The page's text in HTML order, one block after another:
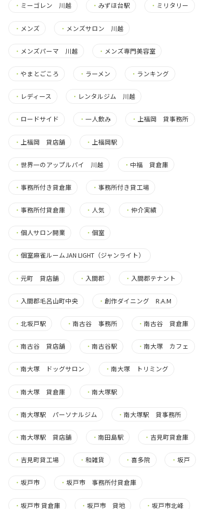
・ ミーゴレン 川越 ・ みずほ台駅 ・ ミリタリー
・ メンズ ・ メンズサロン 川越
・ メンズパーマ 川越 ・ メンズ専門美容室
・ やまとごころ ・ ラーメン ・ ランキング
・ レディース ・ レンタルジム 川越
・ ロードサイド ・一人飲み ・上福岡 貸事務所
・ 上福岡 貸店舗 ・ 上福岡駅
・ 世界一のアップルパイ 川越 ・中福 貸倉庫
・ 事務所付き貸倉庫 ・ 事務所付き貸工場
・ 事務所付貸倉庫 ・ 人気 ・仲介実績
・ 個人サロン開業 ・個室
・ 個室麻雀ルームJAN LIGHT（ジャンライト）
・ 元町 貸店舗 ・ 入間郡 ・ 入間郡テナント
・ 入間郡毛呂山町中央 ・創作ダイニング R.A.M
・ 北坂戸駅 ・南古谷 事務所 ・南古谷 貸倉庫
・ 南古谷 貸店舗 ・南古谷駅 ・南大塚 カフェ
・ 南大塚 ドッグサロン ・南大塚 トリミング
・ 南大塚 貸倉庫 ・南大塚駅
・ 南大塚駅 パーソナルジム ・南大塚駅 貸事務所
・ 南大塚駅 貸店舗 ・南田島駅 ・ 吉見町貸倉庫
・ 吉見町貸工場 ・和雑貨 ・喜多院 ・ 坂戸
・ 坂戸市 ・坂戸市 事務所付貸倉庫
・ 坂戸市 貸倉庫 ・坂戸市 貸地 ・坂戸市北峰